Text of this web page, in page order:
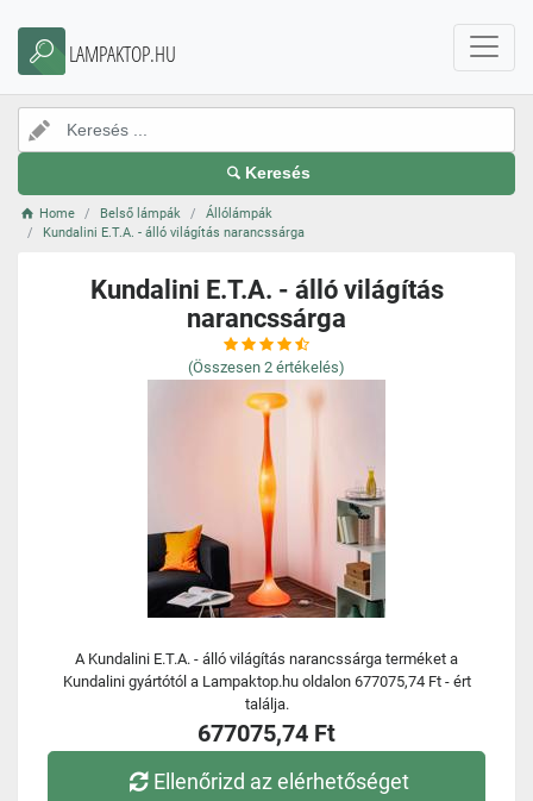
LAMPAKTOP.HU
Keresés
Home Belső lámpák
Állólámpák
Kundalini E.T.A. - álló világítás narancssárga
Kundalini E.T.A. - álló világítás
narancssárga
(Összesen 2 értékelés)
A Kundalini E.T.A. - álló világítás narancssárga terméket a
Kundalini gyártótól a Lampaktop.hu oldalon 677075,74 Ft - ért
találja.
677075,74 Ft
Ellenőrizd az elérhetőséget